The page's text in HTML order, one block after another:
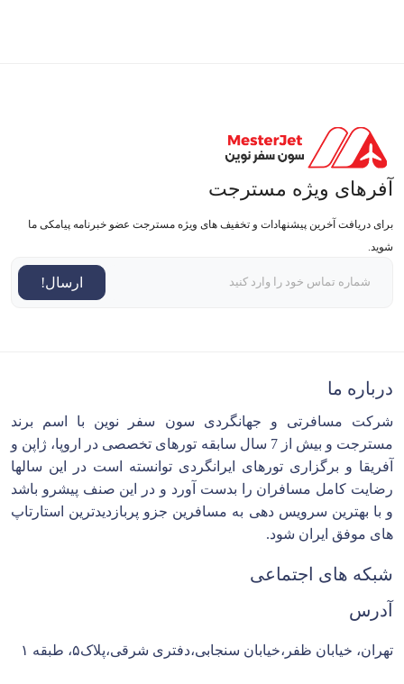
آفرهای ویژه مسترجت
برای دریافت آخرین پیشنهادات و تخفیف های ویژه مسترجت عضو خبرنامه پیامکی ما
شوید.
ارسال!
درباره ما
شرکت مسافرتی و جهانگردی سون سفر نوین با اسم برند
مسترجت و بیش از 7 سال سابقه تورهای تخصصی در اروپا، ژاپن و
آفریقا و برگزاری تورهای ایرانگردی توانسته است در این سالها
رضایت کامل مسافران را بدست آورد و در این صنف پیشرو باشد
و با بهترین سرویس دهی به مسافرین جزو پربازدیدترین استارتاپ
های موفق ایران شود.
شبکه های اجتماعی
آدرس
تهران، خیابان ظفر،خیابان سنجابی،دفتری شرقی،پلاک۵، طبقه ۱